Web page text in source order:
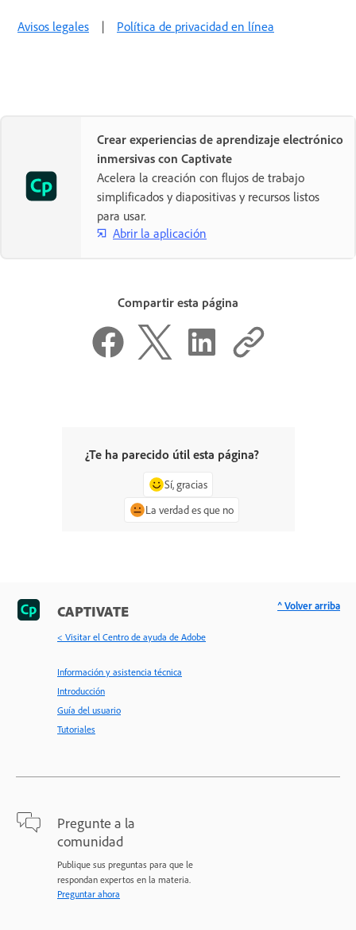
Avisos legales | Política de privacidad en línea
Crear experiencias de aprendizaje electrónico
inmersivas con Captivate
Acelera la creación con flujos de trabajo
simplificados y diapositivas y recursos listos
para usar.
Abrir la aplicación
Compartir esta página
¿Te ha parecido útil esta página?
Sí, gracias
La verdad es que no
CAPTIVATE
< Visitar el Centro de ayuda de Adobe
Información y asistencia técnica
Introducción
Guía del usuario
Tutoriales
Pregunte a la
comunidad
Publique sus preguntas para que le
respondan expertos en la materia.
Preguntar ahora
^ Volver arriba